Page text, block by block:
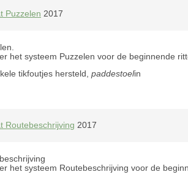
Puzzelen 2017
het systeem Puzzelen voor de beginnende
tikfoutjes hersteld, paddestoelin
Routebeschrijving 2017
het systeem Routebeschrijving voor de